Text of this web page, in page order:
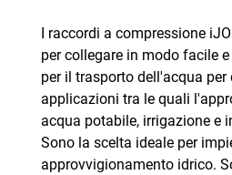
I raccordi a compressione
per collegare in modo facile
per il trasporto dell'acqua
applicazioni tra le quali
acqua potabile, irrigazione e
Sono la scelta ideale per
approvvigionamento idrico.